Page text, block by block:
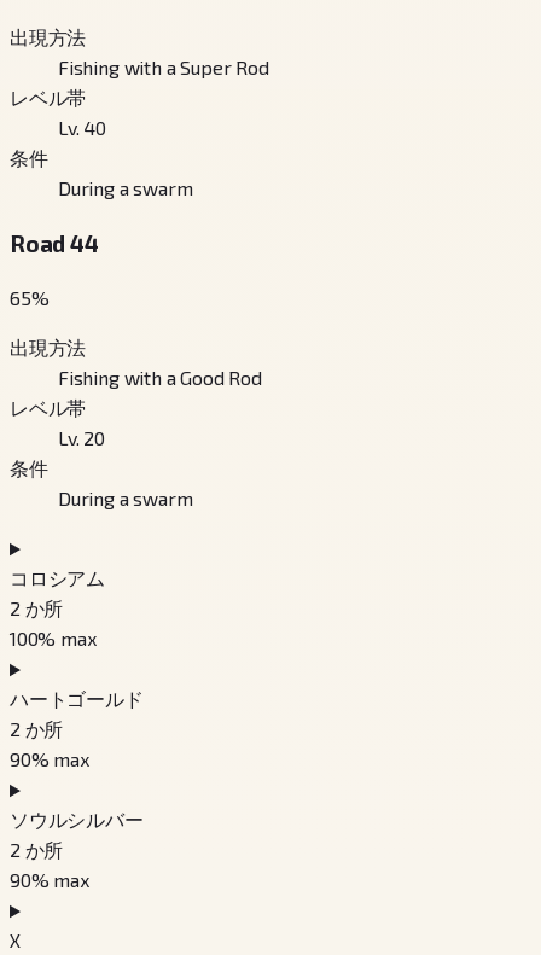
出現方法
Fishing with a Super Rod
レベル帯
Lv. 40
条件
During a swarm
Road 44
65%
出現方法
Fishing with a Good Rod
レベル帯
Lv. 20
条件
During a swarm
コロシアム
2 か所
100% max
ハートゴールド
2 か所
90% max
ソウルシルバー
2 か所
90% max
X